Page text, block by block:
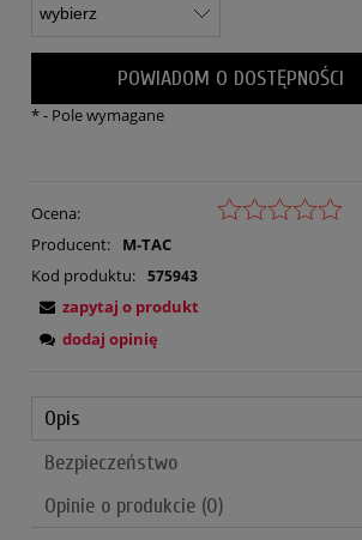
POWIADOM O DOSTĘPNOŚCI
*- Pole wymagane
Ocena:
Producent:
M-TAC
Kod produktu:
575943
zapytaj o produkt
dodaj opinię
Opis
Bezpieczeństwo
Opinie o produkcie (0)